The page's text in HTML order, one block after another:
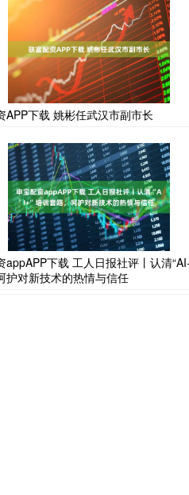
APP下载 姚彬任武汉市副市长
appAPP下载 工人日报社评丨认清
护对新技术的热情与信任